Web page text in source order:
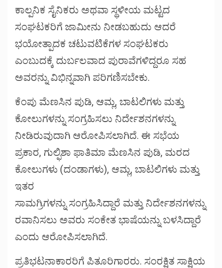
ಕಾಲ್ಪನಿಕ ಸೈನಿಕರು ಅಥವಾ ಸ್ಥಳೀಯ ಮಟ್ಟದ
ಸಂಘಟಕರಿಗೆ ಜಾಮೀನು ನೀಡಬಹುದು ಆದರೆ
ಭಯೋತ್ಪಾದಕ ಚಟುವಟಿಕೆಗಳ ಸಂಘಟಕರು
ಎಂಬುದಕ್ಕೆ ದುರ್ಬಲವಾದ ಪುರಾವೆಗಳಿದ್ದರೂ ಸಹ
ಅವರನ್ನು ವಿಭಿನ್ನವಾಗಿ ಪರಿಗಣಿಸಬೇಕು.
ಕೆಂಪು ಮೆಣಸಿನ ಪುಡಿ, ಆಮ್ಲ, ಬಾಟಲಿಗಳು ಮತ್ತು
ಕೋಲುಗಳನ್ನು ಸಂಗ್ರಹಿಸಲು ನಿರ್ದೇಶನಗಳನ್ನು
ನೀಡಿರುವುದಾಗಿ ಆರೋಪಿಸಲಾಗಿದೆ. ಈ ಸಭೆಯ
ಪ್ರಕಾರ, ಗುಲ್ಫಿಶಾ ಫಾತಿಮಾ ಮೆಣಸಿನ ಪುಡಿ, ಮರದ
ಕೋಲುಗಳು (ದಂಡಾಗಳು), ಆಮ್ಲ, ಬಾಟಲಿಗಳು ಮತ್ತು
ಇತರ
ಸಾಮಗ್ರಿಗಳನ್ನು ಸಂಗ್ರಹಿಸಿದ್ದಾರೆ ಮತ್ತು ನಿರ್ದೇಶನಗಳನ್ನು
ರವಾನಿಸಲು ಅವರು ಸಂಕೇತ ಭಾಷೆಯನ್ನು ಬಳಸಿದ್ದಾರೆ
ಎಂದು ಆರೋಪಿಸಲಾಗಿದೆ.
ಪ್ರತಿಭಟನಾಕಾರರಿಗೆ ಪಿತೂರಿಗಾರರು. ಸಂರಕ್ಷಿತ ಸಾಕ್ಷಿಯ